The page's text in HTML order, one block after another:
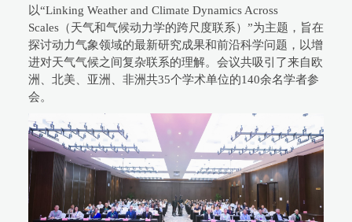
以“Linking Weather and Climate Dynamics Across
Scales（天气和气候动力学的跨尺度联系）”为主题，旨在
探讨动力气象领域的最新研究成果和前沿科学问题，以增
进对天气气候之间复杂联系的理解。会议共吸引了来自欧
洲、北美、亚洲、非洲共35个学术单位的140余名学者参
会。